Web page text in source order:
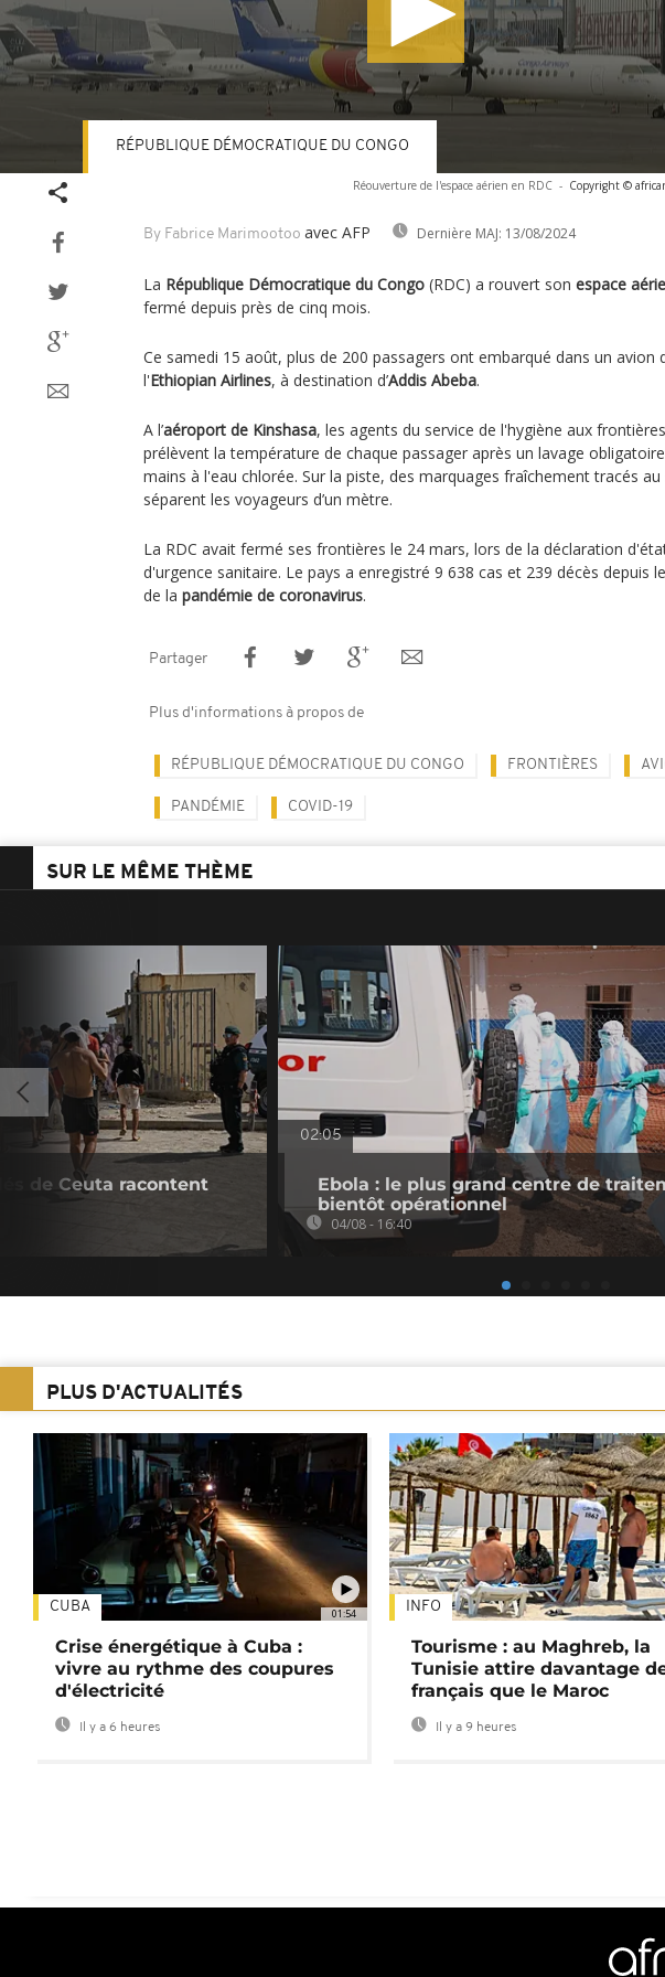
Réouverture de l'espace aérien en RDC - Copyright ©
By Fabrice Marimootoo avec AFP Dernière MAJ: 13/08/2024
RÉPUBLIQUE DÉMOCRATIQUE DU CONGO
La République Démocratique du Congo (RDC) a rouvert son espace
fermé depuis près de cinq mois.
Ce samedi 15 août, plus de 200 passagers ont embarqué dans un avion
l'Ethiopian Airlines, à destination d’Addis Abeba.
A l’aéroport de Kinshasa, les agents du service de l'hygiène aux frontières
prélèvent la température de chaque passager après un lavage
mains à l'eau chlorée. Sur la piste, des marquages fraîchement tracés au
séparent les voyageurs d’un mètre.
La RDC avait fermé ses frontières le 24 mars, lors de la déclaration
d'urgence sanitaire. Le pays a enregistré 9 638 cas et 239 décès depuis
de la pandémie de coronavirus.
Partager
Plus d'informations à propos de
RÉPUBLIQUE DÉMOCRATIQUE DU CONGO FRONTIÈRES
PANDÉMIE COVID-19
SUR LE MÊME THÈME
de Ceuta racontent
02:05
Ebola : le plus grand centre de
bientôt opérationnel
04/08 - 16:40
PLUS D'ACTUALITÉS
01:54
CUBA
Crise énergétique à Cuba :
vivre au rythme des coupures
d'électricité
Il y a 6 heures
INFO
Tourisme : au Maghreb, la
Tunisie attire davantage
français que le Maroc
Il y a 9 heures